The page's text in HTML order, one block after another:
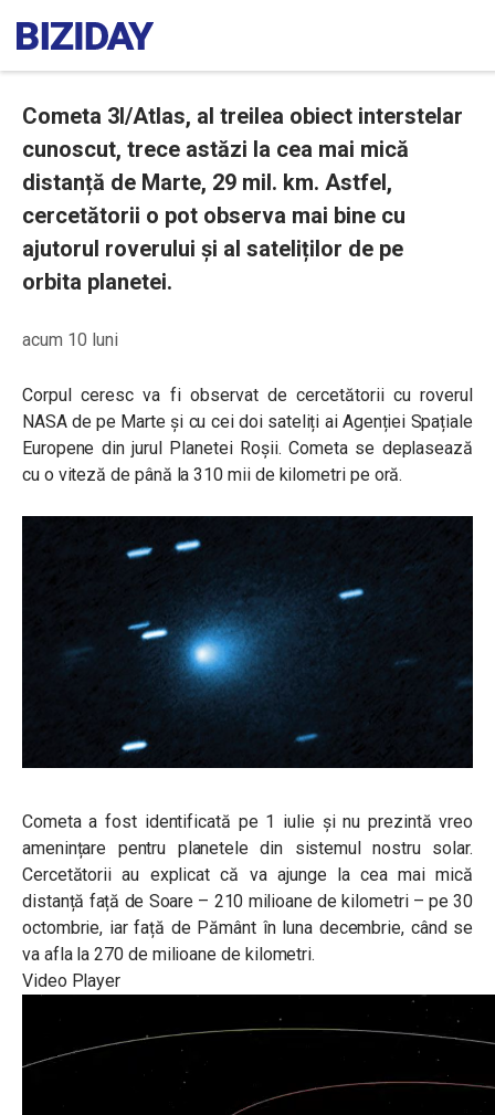
Cometa 3I/Atlas, al treilea obiect interstelar
cunoscut, trece astăzi la cea mai mică
distanță de Marte, 29 mil. km. Astfel,
cercetătorii o pot observa mai bine cu
ajutorul roverului și al sateliților de pe
orbita planetei.
acum 10 luni
Corpul ceresc va fi observat de cercetătorii cu roverul
NASA de pe Marte și cu cei doi sateliți ai Agenției Spațiale
Europene din jurul Planetei Roșii. Cometa se deplasează
cu o viteză de până la 310 mii de kilometri pe oră.
Cometa a fost identificată pe 1 iulie și nu prezintă vreo
amenințare pentru planetele din sistemul nostru solar.
Cercetătorii au explicat că va ajunge la cea mai mică
distanță față de Soare – 210 milioane de kilometri – pe 30
octombrie, iar față de Pământ în luna decembrie, când se
va afla la 270 de milioane de kilometri.
Video Player